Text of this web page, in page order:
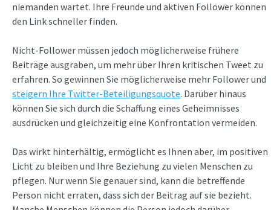
niemanden wartet. Ihre Freunde und aktiven Follower können
den Link schneller finden.
Nicht-Follower müssen jedoch möglicherweise frühere
Beiträge ausgraben, um mehr über Ihren kritischen Tweet zu
erfahren. So gewinnen Sie möglicherweise mehr Follower und
steigern Ihre Twitter-Beteiligungsquote. Darüber hinaus
können Sie sich durch die Schaffung eines Geheimnisses
ausdrücken und gleichzeitig eine Konfrontation vermeiden.
Das wirkt hinterhältig, ermöglicht es Ihnen aber, im positiven
Licht zu bleiben und Ihre Beziehung zu vielen Menschen zu
pflegen. Nur wenn Sie genauer sind, kann die betreffende
Person nicht erraten, dass sich der Beitrag auf sie bezieht.